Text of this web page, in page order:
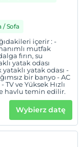
/ Sofa
içerir : -
mutfak
fırın, su
yatak odası
yatak odası -
bir banyo - AC
ve Yüksek Hızlı
havlu temin edilir.
Wybierz datę